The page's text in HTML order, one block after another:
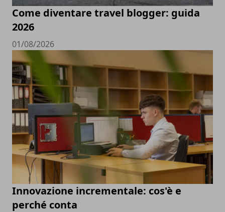
Come diventare travel blogger: guida
2026
01/08/2026
Innovazione incrementale: cos'è e
perché conta